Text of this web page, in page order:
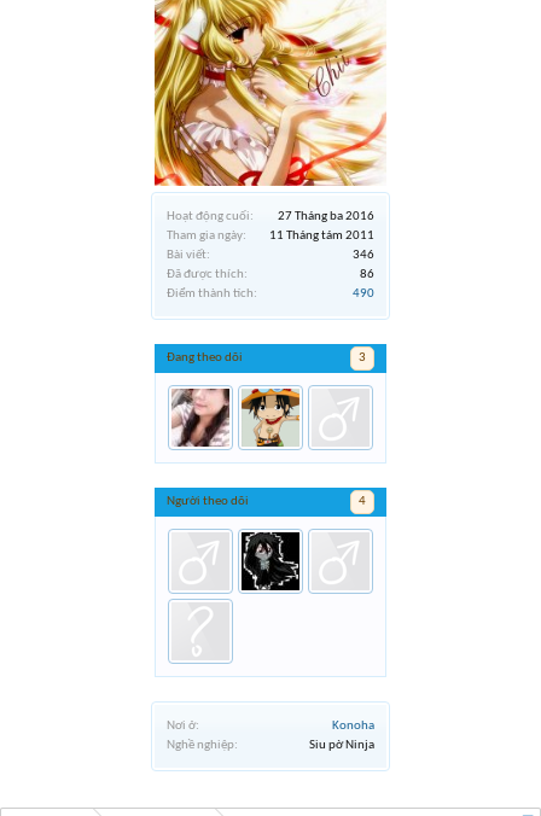
Hoạt động cuối:
27 Tháng ba 2016
Tham gia ngày:
11 Tháng tám 2011
Bài viết:
346
Đã được thích:
86
Điểm thành tích:
490
Đang theo dõi 3
Người theo dõi 4
Nơi ở:
Konoha
Nghề nghiệp:
Siu pờ Ninja